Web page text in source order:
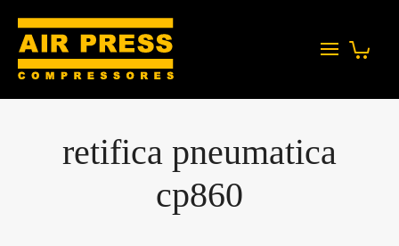
retifica pneumatica
cp860